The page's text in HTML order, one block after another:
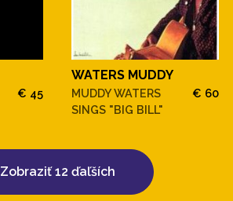
€ 45
WATERS MUDDY
MUDDY WATERS
SINGS "BIG BILL"
€ 60
Zobraziť 12 ďaľších